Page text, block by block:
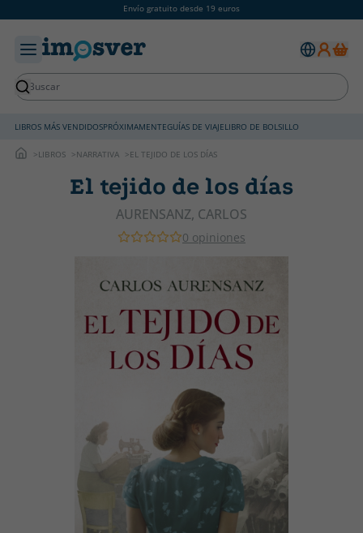
Envío gratuito desde 19 euros
LIBROS MÁS VENDIDOSPRÓXIMAMENTEGUÍAS DE VIAJELIBRO DE BOLSILLO
LIBROS NARRATIVA EL TEJIDO DE LOS DÍAS
El tejido de los días
AURENSANZ, CARLOS
0 opiniones